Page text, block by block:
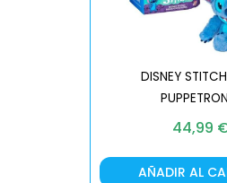
DISNEY
44,99
AÑADIR AL